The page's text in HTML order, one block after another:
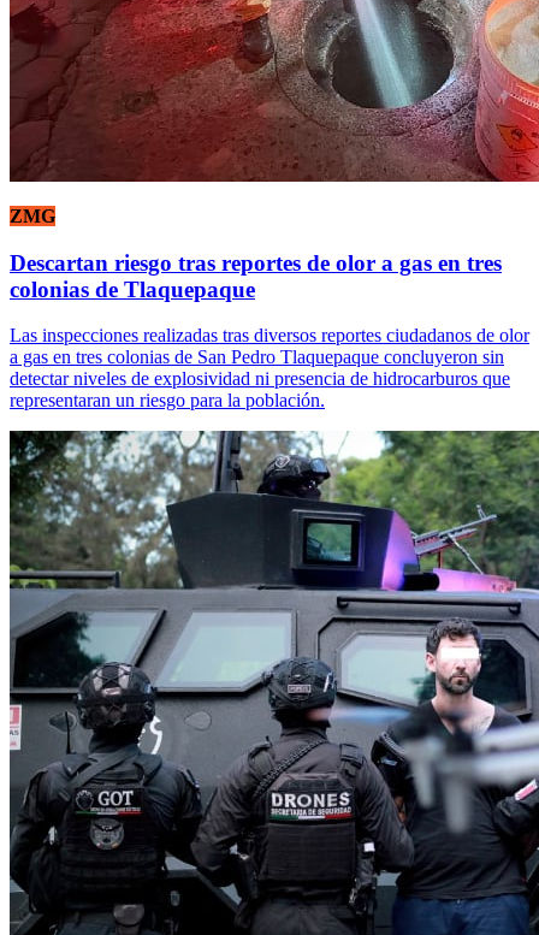
ZMG
Descartan riesgo tras reportes de olor a gas en tres
colonias de Tlaquepaque
Las inspecciones realizadas tras diversos reportes ciudadanos de olor
a gas en tres colonias de San Pedro Tlaquepaque concluyeron sin
detectar niveles de explosividad ni presencia de hidrocarburos que
representaran un riesgo para la población.